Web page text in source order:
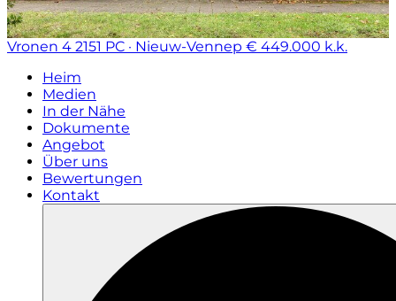
Vronen 4 2151 PC · Nieuw-Vennep € 449.000 k.k.
Heim
Medien
In der Nähe
Dokumente
Angebot
Über uns
Bewertungen
Kontakt